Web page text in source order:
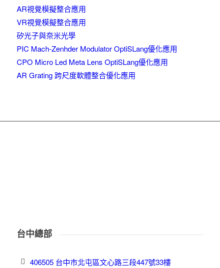
AR視覺模擬整合應用
VR視覺模擬整合應用
矽光子與奈米光學
PIC Mach-Zenhder Modulator OptiSLang優化應用
CPO Micro Led Meta Lens OptiSLang優化應用
AR Grating 跨尺度軟體整合優化應用
台中總部
406505 台中市北屯區文心路三段447號33樓